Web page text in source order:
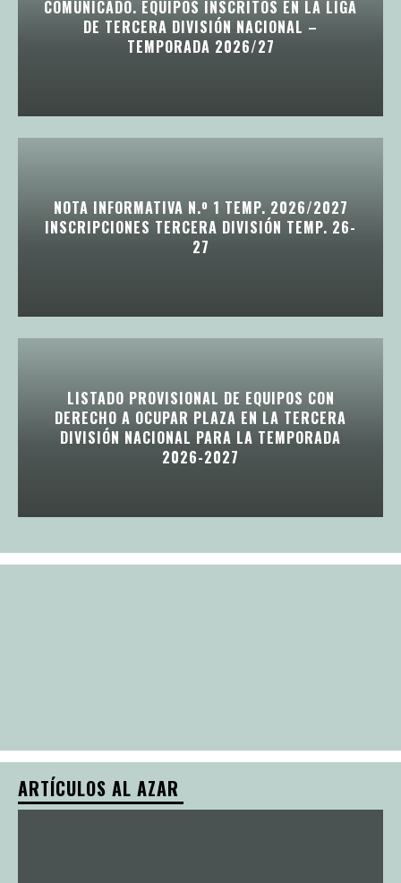
COMUNICADO. EQUIPOS INSCRITOS EN LA LIGA
DE TERCERA DIVISIÓN NACIONAL –
TEMPORADA 2026/27
NOTA INFORMATIVA N.º 1 TEMP. 2026/2027
INSCRIPCIONES TERCERA DIVISIÓN TEMP. 26-
27
LISTADO PROVISIONAL DE EQUIPOS CON
DERECHO A OCUPAR PLAZA EN LA TERCERA
DIVISIÓN NACIONAL PARA LA TEMPORADA
2026-2027
ARTÍCULOS AL AZAR